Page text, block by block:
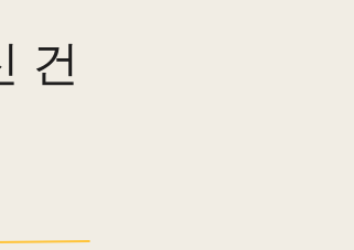
건